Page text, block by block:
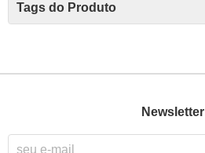
Tags do Produto
Newsletter